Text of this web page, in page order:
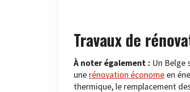
Travaux de
À noter également : Un Belge
une rénovation économe en
thermique, le remplacement